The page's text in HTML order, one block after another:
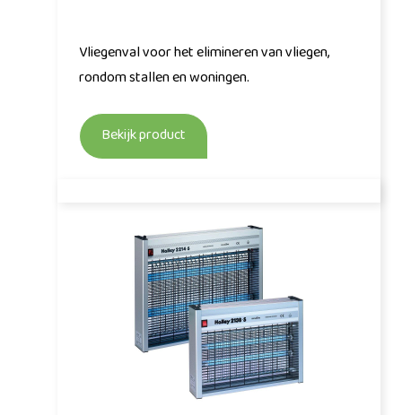
Vliegenval voor het elimineren van vliegen,
rondom stallen en woningen.
Bekijk product